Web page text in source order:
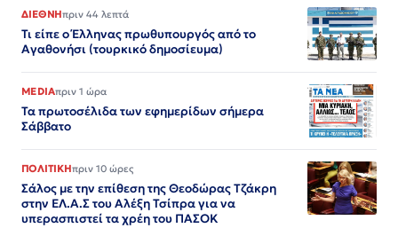
ΔΙΕΘΝΗπριν 44 λεπτά
Τι είπε ο Έλληνας πρωθυπουργός από το
Αγαθονήσι (τουρκικό δημοσίευμα)
MEDIAπριν 1 ώρα
Τα πρωτοσέλιδα των εφημερίδων σήμερα
Σάββατο
ΠΟΛΙΤΙΚΗπριν 10 ώρες
Σάλος με την επίθεση της Θεοδώρας Τζάκρη
στην ΕΛ.Α.Σ του Αλέξη Τσίπρα για να
υπερασπιστεί τα χρέη του ΠΑΣΟΚ